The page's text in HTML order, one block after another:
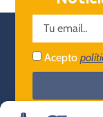
Acepto